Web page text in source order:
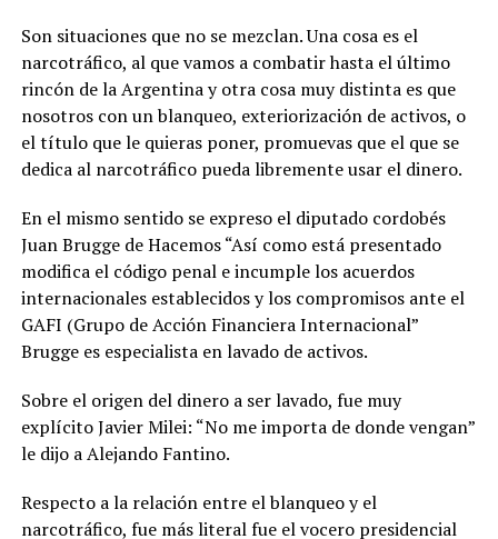
Son situaciones que no se mezclan. Una cosa es el
narcotráfico, al que vamos a combatir hasta el último
rincón de la Argentina y otra cosa muy distinta es que
nosotros con un blanqueo, exteriorización de activos, o
el título que le quieras poner, promuevas que el que se
dedica al narcotráfico pueda libremente usar el dinero.
En el mismo sentido se expreso el diputado cordobés
Juan Brugge de Hacemos “Así como está presentado
modifica el código penal e incumple los acuerdos
internacionales establecidos y los compromisos ante el
GAFI (Grupo de Acción Financiera Internacional”
Brugge es especialista en lavado de activos.
Sobre el origen del dinero a ser lavado, fue muy
explícito Javier Milei: “No me importa de donde vengan”
le dijo a Alejando Fantino.
Respecto a la relación entre el blanqueo y el
narcotráfico, fue más literal fue el vocero presidencial